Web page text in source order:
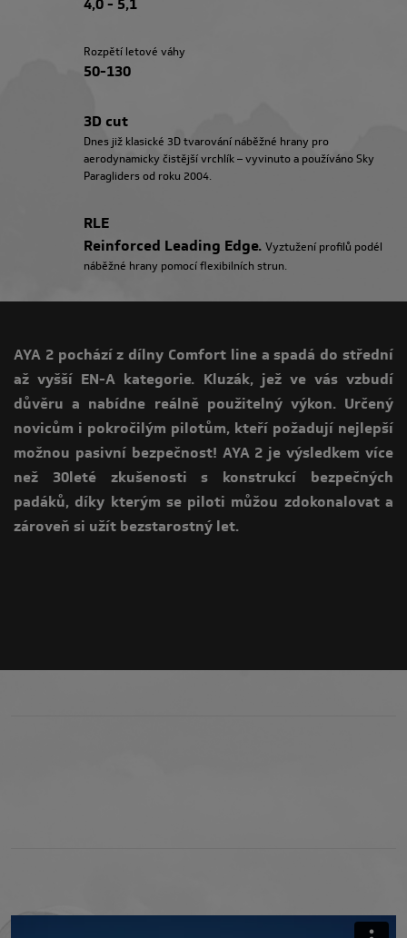
Rozpětí letové váhy
50-130
3D cut
Dnes již klasické 3D tvarování náběžné hrany pro
aerodynamicky čistější vrchlík – vyvinuto a používáno Sky
Paragliders od roku 2004.
RLE
Reinforced Leading Edge. Vyztužení profilů podél
náběžné hrany pomocí flexibilních strun.
AYA 2 pochází z dílny Comfort line a spadá do střední
až vyšší EN-A kategorie. Kluzák, jež ve vás vzbudí
důvěru a nabídne reálně použitelný výkon. Určený
novicům i pokročilým pilotům, kteří požadují nejlepší
možnou pasivní bezpečnost! AYA 2 je výsledkem více
než 30leté zkušenosti s konstrukcí bezpečných
padáků, díky kterým se piloti můžou zdokonalovat a
zároveň si užít bezstarostný let.